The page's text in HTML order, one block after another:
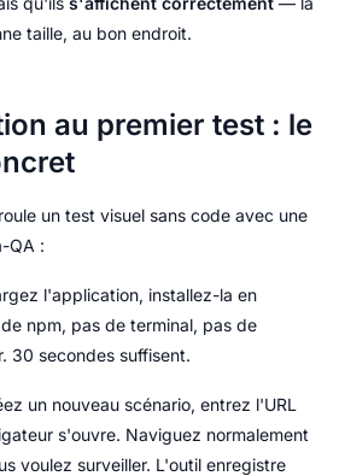
taille, au bon endroit.
au premier test : le
un test visuel sans code avec une
QA :
l'application, installez-la en
npm, pas de terminal, pas de
30 secondes suffisent.
un nouveau scénario, entrez l'URL
s'ouvre. Naviguez normalement
voulez surveiller. L'outil enregistre